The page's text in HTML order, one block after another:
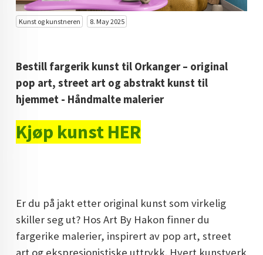
FARGETEORI
KJØP KUNST TIL SALGS
MALERIER TIL SALGS
KUNST
DOPAMIN DECOR NORGE
DOPAMIN DECOR NORGE
Kunst og kunstneren 8. May 2025
Bestill fargerik kunst til Orkanger – original
pop art, street art og abstrakt kunst til
hjemmet - Håndmalte malerier
Kjøp kunst HER
Er du på jakt etter original kunst som virkelig
skiller seg ut? Hos Art By Hakon finner du
fargerike malerier, inspirert av pop art, street